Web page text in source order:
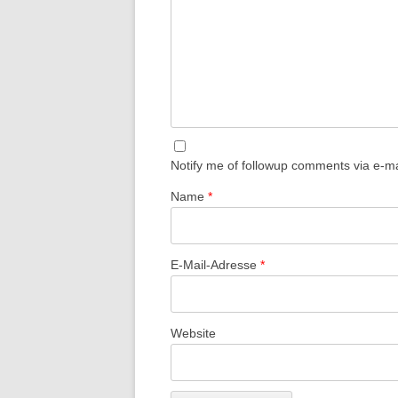
Notify me of followup comments via e-
Name *
E-Mail-Adresse *
Website